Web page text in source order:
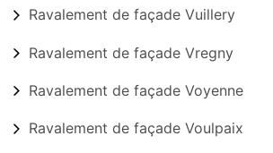
Ravalement de façade Vuillery
Ravalement de façade Vregny
Ravalement de façade Voyenne
Ravalement de façade Voulpaix